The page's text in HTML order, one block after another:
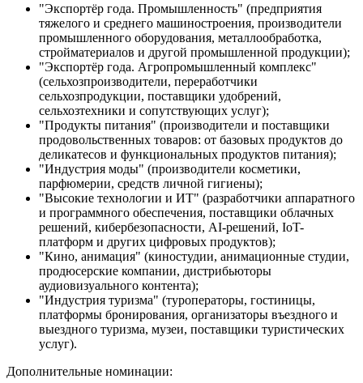
"Экспортёр года. Промышленность" (предприятия
тяжелого и среднего машиностроения, производители
промышленного оборудования, металлообработка,
стройматериалов и другой промышленной продукции);
"Экспортёр года. Агропромышленный комплекс"
(сельхозпроизводители, переработчики
сельхозпродукции, поставщики удобрений,
сельхозтехники и сопутствующих услуг);
"Продукты питания" (производители и поставщики
продовольственных товаров: от базовых продуктов до
деликатесов и функциональных продуктов питания);
"Индустрия моды" (производители косметики,
парфюмерии, средств личной гигиены);
"Высокие технологии и ИТ" (разработчики аппаратного
и программного обеспечения, поставщики облачных
решений, кибербезопасности, AI-решений, IoT-
платформ и других цифровых продуктов);
"Кино, анимация" (киностудии, анимационные студии,
продюсерские компании, дистрибьюторы
аудиовизуального контента);
"Индустрия туризма" (туроператоры, гостиницы,
платформы бронирования, организаторы въездного и
выездного туризма, музеи, поставщики туристических
услуг).
Дополнительные номинации: